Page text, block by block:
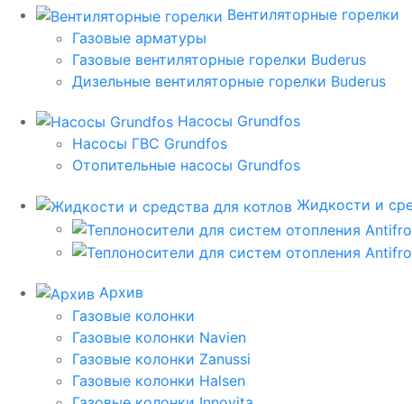
Вентиляторные горелки
Газовые арматуры
Газовые вентиляторные горелки Buderus
Дизельные вентиляторные горелки Buderus
Насосы Grundfos
Насосы ГВС Grundfos
Отопительные насосы Grundfos
Жидкости и
Архив
Газовые колонки
Газовые колонки Navien
Газовые колонки Zanussi
Газовые колонки Halsen